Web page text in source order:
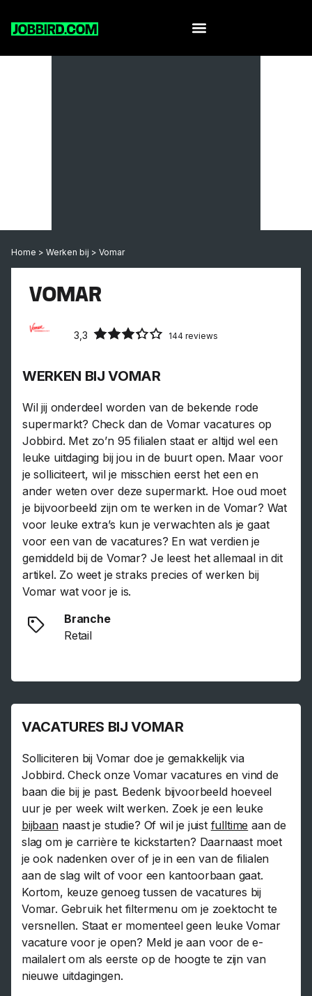
Home > Werken bij > Vomar
3,3 144 reviews
VOMAR
WERKEN BIJ VOMAR
Wil jij onderdeel worden van de bekende rode
supermarkt? Check dan de Vomar vacatures op
Jobbird. Met zo’n 95 filialen staat er altijd wel een
leuke uitdaging bij jou in de buurt open. Maar voor
je solliciteert, wil je misschien eerst het een en
ander weten over deze supermarkt. Hoe oud moet
je bijvoorbeeld zijn om te werken in de Vomar? Wat
voor leuke extra’s kun je verwachten als je gaat
voor een van de vacatures? En wat verdien je
gemiddeld bij de Vomar? Je leest het allemaal in dit
artikel. Zo weet je straks precies of werken bij
Vomar wat voor je is.
Branche
Retail
VACATURES BIJ VOMAR
Solliciteren bij Vomar doe je gemakkelijk via
Jobbird. Check onze Vomar vacatures en vind de
baan die bij je past. Bedenk bijvoorbeeld hoeveel
uur je per week wilt werken. Zoek je een leuke
bijbaannaast je studie? Of wil je juist fulltime aan de
slag om je carrière te kickstarten? Daarnaast moet
je ook nadenken over of je in een van de filialen
aan de slag wilt of voor een kantoorbaan gaat.
Kortom, keuze genoeg tussen de vacatures bij
Vomar. Gebruik het filtermenu om je zoektocht te
versnellen. Staat er momenteel geen leuke Vomar
vacature voor je open? Meld je aan voor de e-
mailalert om als eerste op de hoogte te zijn van
nieuwe uitdagingen.